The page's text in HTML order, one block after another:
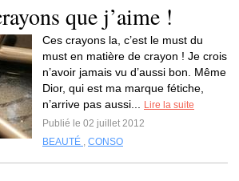
que j’aime !
Ces crayons la, c’est le must du
must en matière de crayon ! Je crois
n’avoir jamais vu d’aussi bon. Même
Dior, qui est ma marque fétiche,
n’arrive pas aussi...
Lire la suite
Publié le 02 juillet 2012
BEAUTÉ , CONSO